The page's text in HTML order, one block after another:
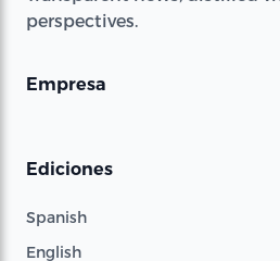
perspectives.
Empresa
Ediciones
Spanish
English